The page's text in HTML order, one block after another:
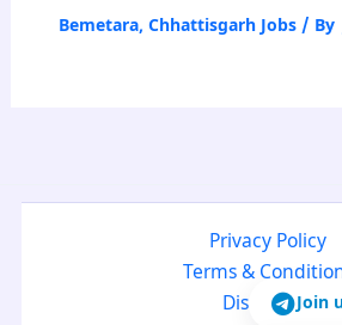
Join
Bemetara, Chhattisgarh Jobs/ By
Privacy Policy
Terms &
Disclaimer